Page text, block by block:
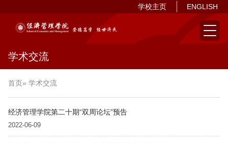
ENGLISH
学校主页
学术交流
首页» 学术交流
经济管理学院第二十期“双周论坛”预告
2022-06-09